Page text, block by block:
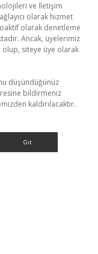
ve İletişim
olarak hizmet
olarak denetleme
Ancak, üyelerimiz
olup, siteye üye olarak
düşündüğünüz
bildirmeniz
kaldırılacaktır.